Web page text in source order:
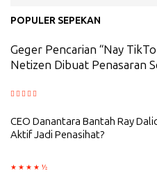
POPULER SEPEKAN
Geger Pencarian “Nay
Netizen Dibuat Penasaran
CEO Danantara Bantah Ray
Aktif Jadi Penasihat?